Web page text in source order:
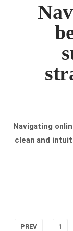
Navigating
clean and
PREV 1